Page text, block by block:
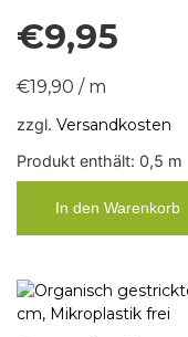
€9,95
€19,90 / m
zzgl. Versandkosten
Produkt enthält: 0,5 m
In den Warenkorb